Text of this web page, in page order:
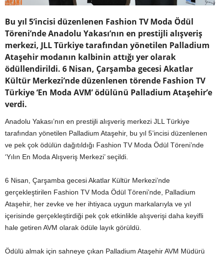
Bu yıl 5’incisi düzenlenen Fashion TV Moda Ödül
Töreni’nde Anadolu Yakası’nın en prestijli alışveriş
merkezi, JLL Türkiye tarafından yönetilen Palladium
Ataşehir modanın kalbinin attığı yer olarak
ödüllendirildi. 6 Nisan, Çarşamba gecesi Akatlar
Kültür Merkezi’nde düzenlenen törende Fashion TV
Türkiye ‘En Moda AVM’ ödülünü Palladium Ataşehir’e
verdi.
Anadolu Yakası’nın en prestijli alışveriş merkezi JLL Türkiye
tarafından yönetilen Palladium Ataşehir, bu yıl 5’incisi düzenlenen
ve pek çok ödülün dağıtıldığı Fashion TV Moda Ödül Töreni’nde
‘Yılın En Moda Alışveriş Merkezi’ seçildi.
6 Nisan, Çarşamba gecesi Akatlar Kültür Merkezi’nde
gerçekleştirilen Fashion TV Moda Ödül Töreni’nde, Palladium
Ataşehir, her zevke ve her ihtiyaca uygun markalarıyla ve yıl
içerisinde gerçekleştirdiği pek çok etkinlikle alışverişi daha keyifli
hale getiren AVM olarak ödüle layık görüldü.
Ödülü almak için sahneye çıkan Palladium Ataşehir AVM Müdürü